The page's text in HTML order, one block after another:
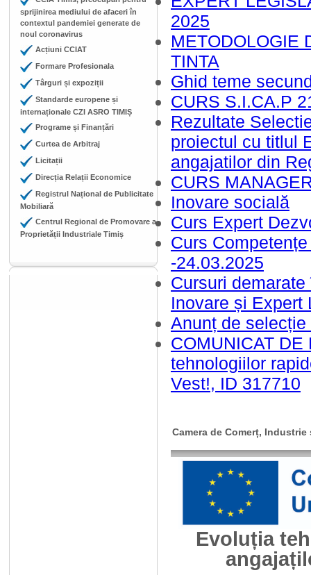
sprijinirea mediului de afaceri în
contextul pandemiei generate de
noul coronavirus
Acțiuni CCIAT
Formare Profesionala
Târguri și expoziții
Standarde europene și
internaționale CZI ASRO TIMIȘ
Programe și Finanțări
Curtea de Arbitraj
Licitații
Direcția Relații Economice
Registrul Național de Publicitate
Mobiliară
Centrul Regional de Promovare a
Proprietății Industriale Timiș
2025
METODOLOGIE
TINTA
Ghid teme
CURS S.I.CA.P
Rezultate
proiectul cu titlul
angajatilor din
CURS
Inovare socială
Curs Expert
Curs
-24.03.2025
Cursuri
Inovare și Expert
Anunț de
COMUNICAT
tehnologiilor
Vest!, ID 317710
Camera de Comerț,
Evoluția